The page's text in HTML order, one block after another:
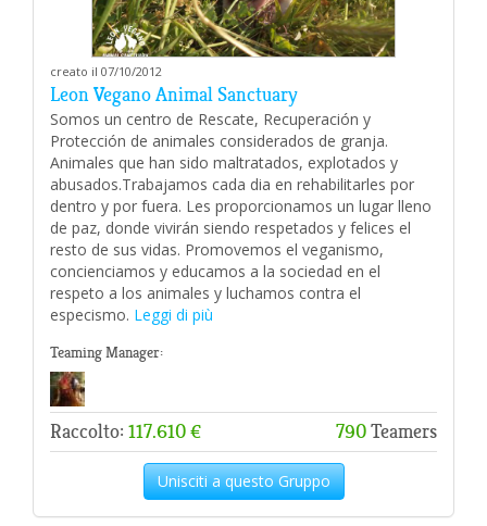
creato il 07/10/2012
Leon Vegano Animal Sanctuary
Somos un centro de Rescate, Recuperación y
Protección de animales considerados de granja.
Animales que han sido maltratados, explotados y
abusados.Trabajamos cada dia en rehabilitarles por
dentro y por fuera. Les proporcionamos un lugar lleno
de paz, donde vivirán siendo respetados y felices el
resto de sus vidas. Promovemos el veganismo,
concienciamos y educamos a la sociedad en el
respeto a los animales y luchamos contra el
especismo. Leggi di più
Teaming Manager:
Raccolto: 117.610 € 790Teamers
Unisciti a questo Gruppo